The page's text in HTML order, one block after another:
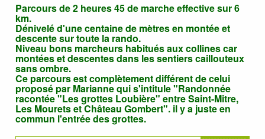
Parcours de 2 heures 45 de marche effective sur 6
km.
Dénivelé d'une centaine de mètres en montée et
descente sur toute la rando.
Niveau bons marcheurs habitués aux collines car
montées et descentes dans les sentiers caillouteux
sans ombre.
Ce parcours est complètement différent de celui
proposé par Marianne qui s'intitule "Randonnée
racontée "Les grottes Loubière" entre Saint-Mitre,
Les Mourets et Château Gombert". il y a juste en
commun l'entrée des grottes.